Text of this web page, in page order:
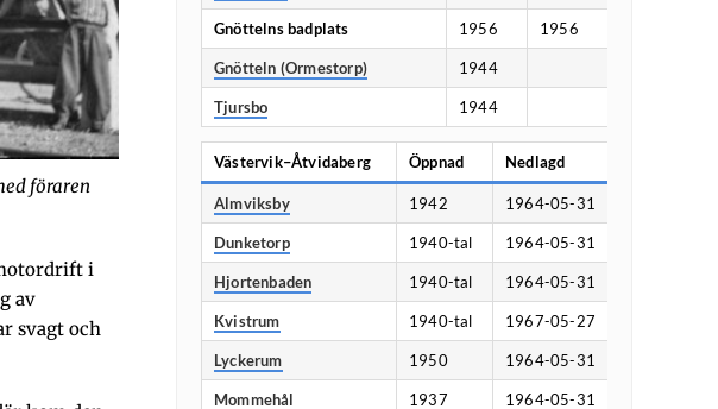
föraren
i
av
svagt och
Gnöttelns badplats 1956 1956
Gnötteln (Ormestorp) 1944
Tjursbo 1944
Västervik–Åtvidaberg Öppnad Nedlagd
Almviksby 1942 1964-05-31
Dunketorp 1940-tal 1964-05-31
Hjortenbaden 1940-tal 1964-05-31
Kvistrum 1940-tal 1967-05-27
Lyckerum 1950 1964-05-31
Mommehål 1937 1964-05-31